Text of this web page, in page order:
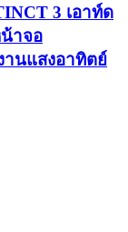
3 เอาท์ด
าจอ
นแสงอาทิตย์